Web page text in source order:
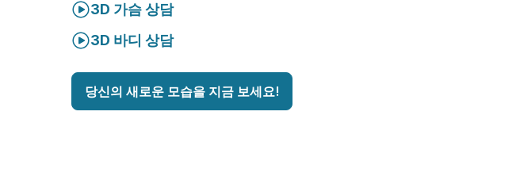
3D 가슴 상담
3D 바디 상담
당신의 새로운 모습을 지금 보세요!